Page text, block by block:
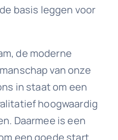
basis leggen voor
de moderne
van onze
in staat om een
hoogwaardig
Daarmee is een
een goede start